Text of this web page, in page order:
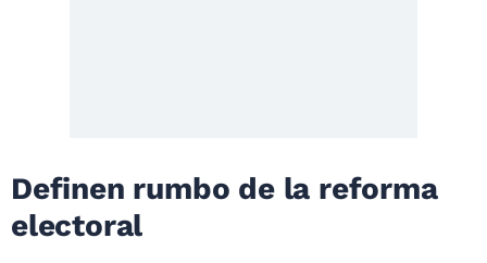
Definen rumbo de la reforma
electoral